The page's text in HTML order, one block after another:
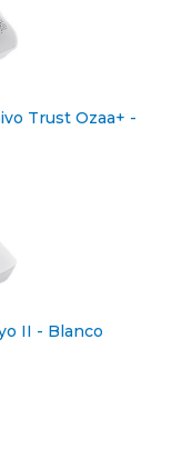
Trust Ozaa+ -
II - Blanco